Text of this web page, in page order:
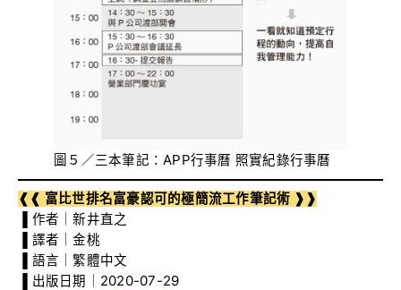
圖５／三本筆記：APP行事曆 照實紀錄行事曆
❰❰ 富比世排名富豪認可的極簡流工作筆記術 ❱❱
▐ 作者｜新井直之
▐ 譯者｜金桃
▐ 語言｜繁體中文
▐ 出版日期｜2020-07-29